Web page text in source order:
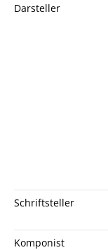
Darsteller
Schriftsteller
Komponist